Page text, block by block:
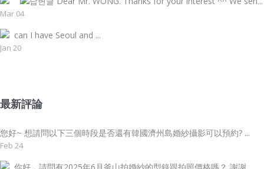
Mar 04
can I have Seoul and ...
Jan 20
最新評論
您好~ 想請問以下三個時段是否還有韓國濟州島婚紗攝影可以預約? ...
Feb 24